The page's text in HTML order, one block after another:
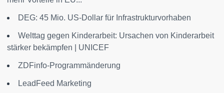
DEG: 45 Mio. US-Dollar für Infrastrukturvorhaben
Welttag gegen Kinderarbeit: Ursachen von Kinderarbeit
stärker bekämpfen | UNICEF
ZDFinfo-Programmänderung
LeadFeed Marketing